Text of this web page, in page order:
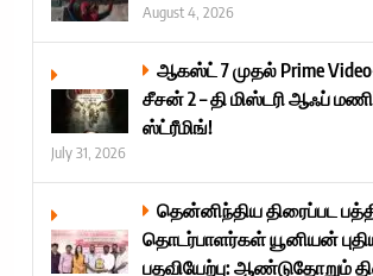
August 4, 2026
ஆகஸ்ட் 7 முதல் Prime
சீசன் 2 – தி மிஸ்டரி ஆஃப்
ஸ்ட்ரீமிங்!
July 31, 2026
தென்னிந்திய திரைப்பட
தொடர்பாளர்கள் யூனியன்
பதவியேற்பு: ஆண்டுதோறும்